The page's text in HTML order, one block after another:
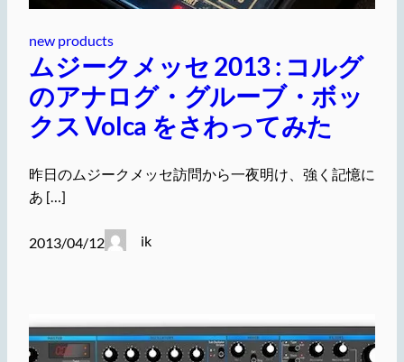
new products
ムジークメッセ 2013 : コルグ
のアナログ・グルーブ・ボッ
クス Volca をさわってみた
昨日のムジークメッセ訪問から一夜明け、強く記憶に
あ […]
2013/04/12 ik